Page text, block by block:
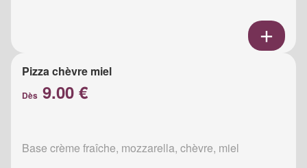
Pizza chèvre miel
Dès 9.00 €
Base crème fraîche, mozzarella, chèvre, miel